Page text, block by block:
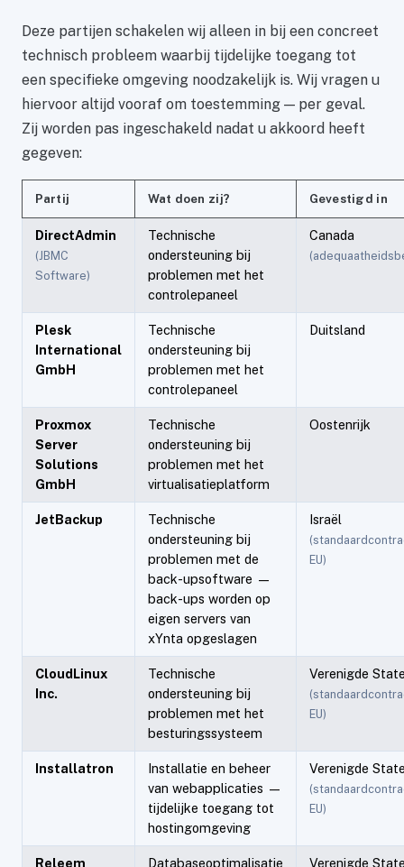
Deze partijen schakelen wij alleen in bij een concreet
technisch probleem waarbij tijdelijke toegang tot
een specifieke omgeving noodzakelijk is. Wij vragen u
hiervoor altijd vooraf om toestemming — per geval.
Zij worden pas ingeschakeld nadat u akkoord heeft
gegeven:
Partij Wat doen zij? Gevestigd in
DirectAdmin
(JBMC
Software)
Technische
ondersteuning bij
problemen met het
controlepaneel
Canada
Plesk
International
GmbH
Technische
ondersteuning bij
problemen met het
controlepaneel
Duitsland
Proxmox
Server
Solutions
GmbH
Technische
ondersteuning bij
problemen met het
virtualisatieplatform
Oostenrijk
JetBackup
Technische
ondersteuning bij
problemen met de
back-upsoftware —
back-ups worden op
eigen servers van
xYnta opgeslagen
Israël
EU)
CloudLinux
Inc.
Technische
ondersteuning bij
problemen met het
besturingssysteem
Verenigde
EU)
Installatron
Installatie en beheer
van webapplicaties —
tijdelijke toegang tot
hostingomgeving
Verenigde
EU)
Releem Databaseoptimalisatie Verenigde